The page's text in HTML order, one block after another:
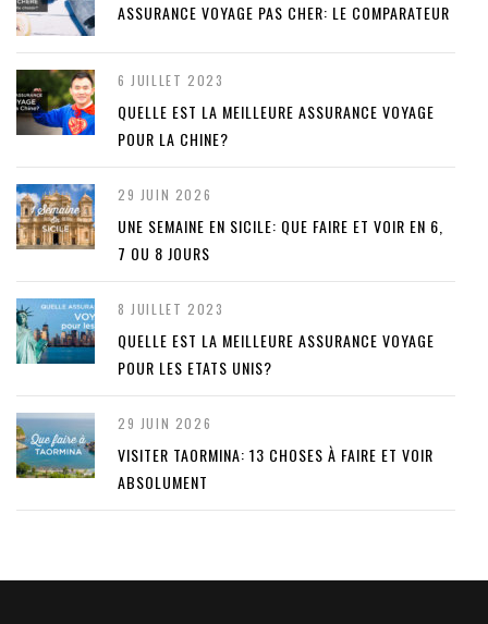
ASSURANCE VOYAGE PAS CHER: LE COMPARATEUR
6 JUILLET 2023
QUELLE EST LA MEILLEURE ASSURANCE VOYAGE
POUR LA CHINE?
29 JUIN 2026
UNE SEMAINE EN SICILE: QUE FAIRE ET VOIR EN 6,
7 OU 8 JOURS
8 JUILLET 2023
QUELLE EST LA MEILLEURE ASSURANCE VOYAGE
POUR LES ETATS UNIS?
29 JUIN 2026
VISITER TAORMINA: 13 CHOSES À FAIRE ET VOIR
ABSOLUMENT